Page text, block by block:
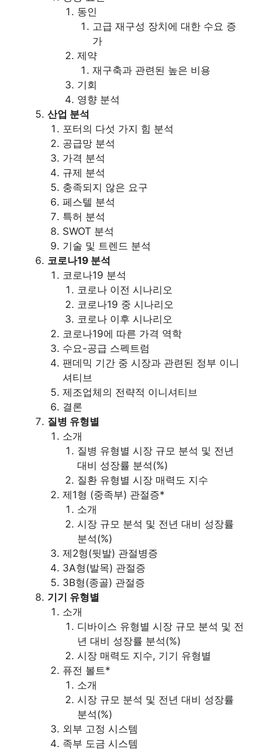
동인
고급 재구성 장치에 대한 수요 증
가
제약
재구축과 관련된 높은 비용
기회
영향 분석
산업 분석
포터의 다섯 가지 힘 분석
공급망 분석
가격 분석
규제 분석
충족되지 않은 요구
페스텔 분석
특허 분석
SWOT 분석
기술 및 트렌드 분석
코로나19 분석
코로나19 분석
코로나 이전 시나리오
코로나19 중 시나리오
코로나 이후 시나리오
코로나19에 따른 가격 역학
수요-공급 스펙트럼
팬데믹 기간 중 시장과 관련된 정부 이니
셔티브
제조업체의 전략적 이니셔티브
결론
질병 유형별
소개
질병 유형별 시장 규모 분석 및 전년
대비 성장률 분석(%)
질환 유형별 시장 매력도 지수
제1형 (중족부) 관절증*
소개
시장 규모 분석 및 전년 대비 성장률
분석(%)
제2형(뒷발) 관절병증
3A형(발목) 관절증
3B형(종골) 관절증
기기 유형별
소개
디바이스 유형별 시장 규모 분석 및 전
년 대비 성장률 분석(%)
시장 매력도 지수, 기기 유형별
퓨전 볼트*
소개
시장 규모 분석 및 전년 대비 성장률
분석(%)
외부 고정 시스템
족부 도금 시스템